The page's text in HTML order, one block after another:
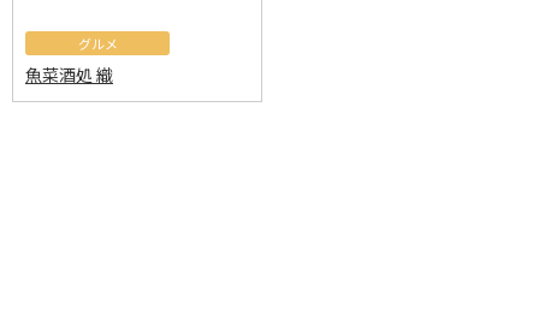
グルメ
魚菜酒処 織